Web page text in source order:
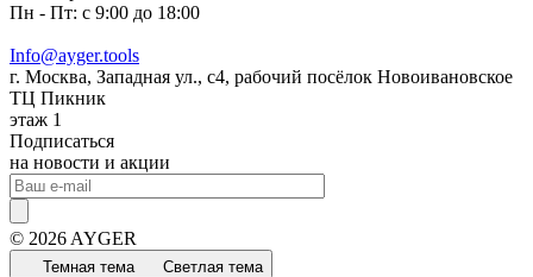
Пн - Пт: с 9:00 до 18:00
Info@ayger.tools
г. Москва, Западная ул., с4, рабочий посёлок Новоивановское
ТЦ Пикник
этаж 1
Подписаться
на новости и акции
© 2026 AYGER
Темная тема Светлая тема